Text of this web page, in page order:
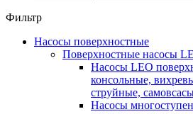
Фильтр
Насосы поверхностные
Поверхностные насосы
Насосы LEO
консольные,
струйные,
Насосы